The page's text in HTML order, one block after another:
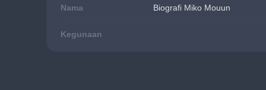
Nama Biografi Miko Mouun
Kegunaan